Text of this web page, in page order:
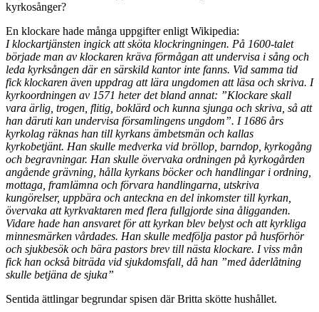
kyrkosånger?
En klockare hade många uppgifter enligt Wikipedia:
I klockartjänsten ingick att sköta klockringningen. På 1600-talet
började man av klockaren kräva förmågan att undervisa i sång och
leda kyrksången där en särskild kantor inte fanns. Vid samma tid
fick klockaren även uppdrag att lära ungdomen att läsa och skriva. I
kyrkoordningen av 1571 heter det bland annat: ”Klockare skall
vara ärlig, trogen, flitig, boklärd och kunna sjunga och skriva, så att
han däruti kan undervisa församlingens ungdom”. I 1686 års
kyrkolag räknas han till kyrkans ämbetsmän och kallas
kyrkobetjänt. Han skulle medverka vid bröllop, barndop, kyrkogång
och begravningar. Han skulle övervaka ordningen på kyrkogården
angående grävning, hålla kyrkans böcker och handlingar i ordning,
mottaga, framlämna och förvara handlingarna, utskriva
kungörelser, uppbära och anteckna en del inkomster till kyrkan,
övervaka att kyrkvaktaren med flera fullgjorde sina åligganden.
Vidare hade han ansvaret för att kyrkan blev belyst och att kyrkliga
minnesmärken vårdades. Han skulle medfölja pastor på husförhör
och sjukbesök och bära pastors brev till nästa klockare. I viss mån
fick han också biträda vid sjukdomsfall, då han ”med åderlåtning
skulle betjäna de sjuka”
Sentida ättlingar begrundar spisen där Britta skötte hushållet.